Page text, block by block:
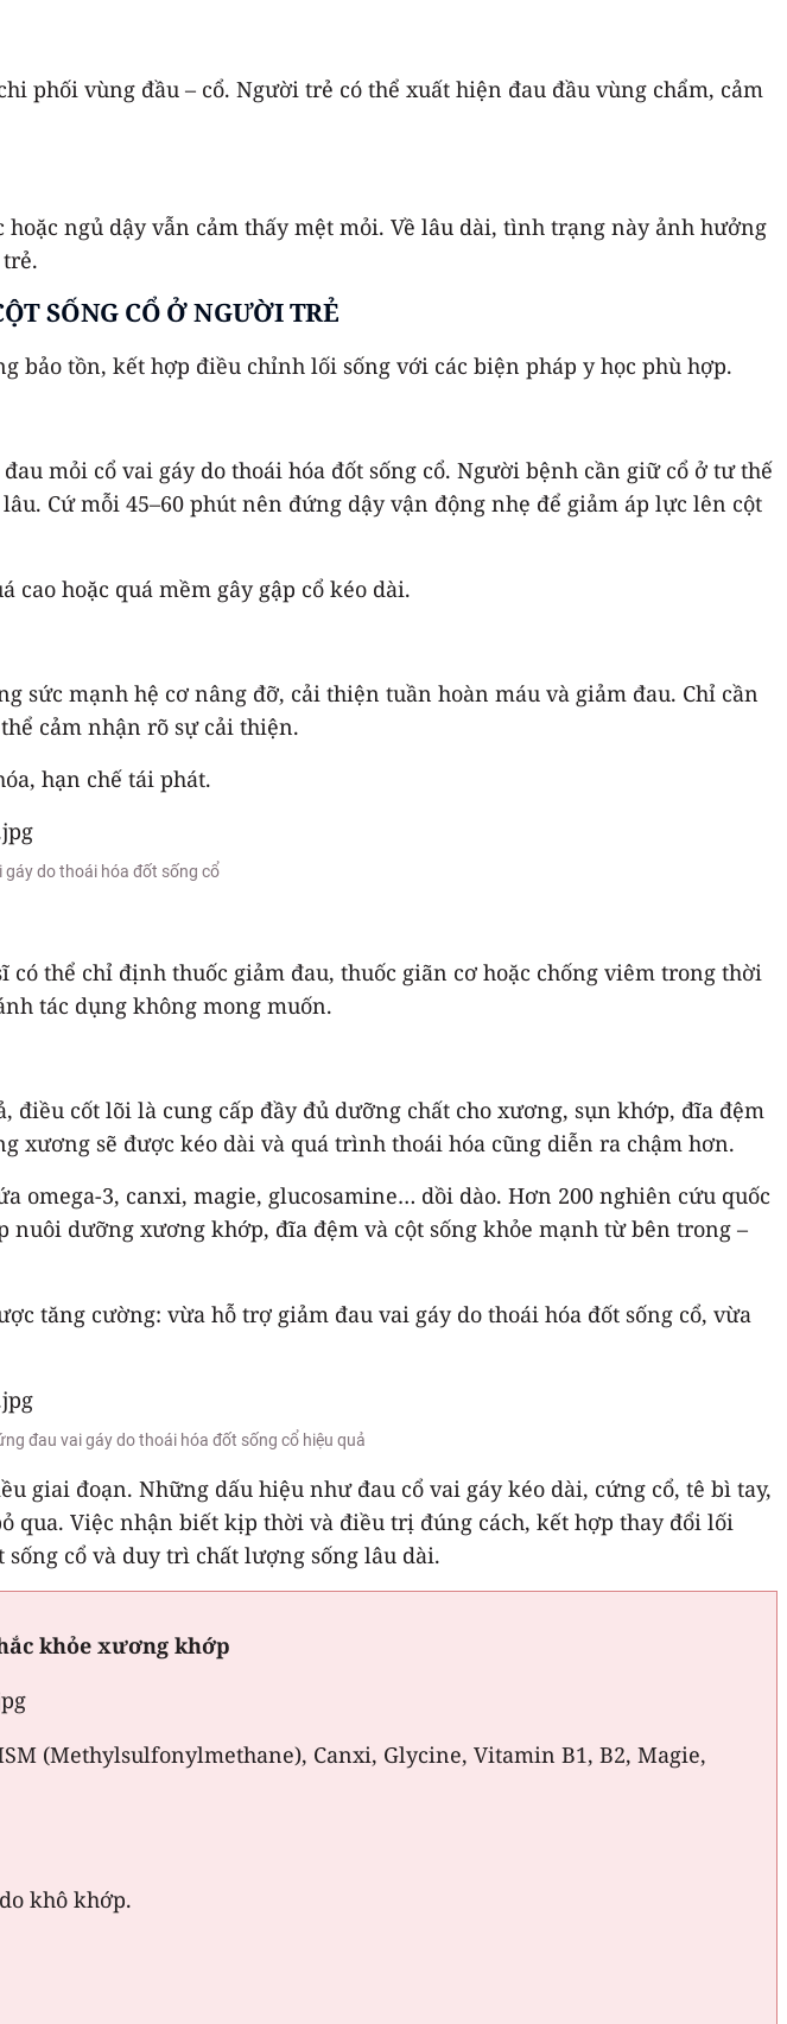
phối vùng đầu – cổ. Người trẻ có thể xuất hiện đau đầu vùng chẩm, cảm
ngủ dậy vẫn cảm thấy mệt mỏi. Về lâu dài, tình trạng này ảnh hưởng
SỐNG CỔ Ở NGƯỜI TRẺ
bảo tồn, kết hợp điều chỉnh lối sống với các biện pháp y học phù hợp.
mỏi cổ vai gáy do thoái hóa đốt sống cổ. Người bệnh cần giữ cổ ở tư thế
Cứ mỗi 45–60 phút nên đứng dậy vận động nhẹ để giảm áp lực lên cột
hoặc quá mềm gây gập cổ kéo dài.
sức mạnh hệ cơ nâng đỡ, cải thiện tuần hoàn máu và giảm đau. Chỉ cần
cảm nhận rõ sự cải thiện.
hạn chế tái phát.
gáy do thoái hóa đốt sống cổ
thể chỉ định thuốc giảm đau, thuốc giãn cơ hoặc chống viêm trong thời
tác dụng không mong muốn.
điều cốt lõi là cung cấp đầy đủ dưỡng chất cho xương, sụn khớp, đĩa đệm
xương sẽ được kéo dài và quá trình thoái hóa cũng diễn ra chậm hơn.
omega-3, canxi, magie, glucosamine… dồi dào. Hơn 200 nghiên cứu quốc
dưỡng xương khớp, đĩa đệm và cột sống khỏe mạnh từ bên trong –
tăng cường: vừa hỗ trợ giảm đau vai gáy do thoái hóa đốt sống cổ, vừa
đau vai gáy do thoái hóa đốt sống cổ hiệu quả
giai đoạn. Những dấu hiệu như đau cổ vai gáy kéo dài, cứng cổ, tê bì tay,
qua. Việc nhận biết kịp thời và điều trị đúng cách, kết hợp thay đổi lối
cổ và duy trì chất lượng sống lâu dài.
khỏe xương khớp
(Methylsulfonylmethane), Canxi, Glycine, Vitamin B1, B2, Magie,
khô khớp.